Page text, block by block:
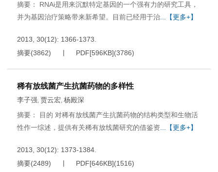
摘要： RNAi是用来沉默特定基因的一个强有力的研究工具，
并为基因治疗策略带来新希望。目前已经用于治 ...【更多+】
2013, 30(12): 1366-1373.
摘要(3862) PDF[596KB](3786)
稀有放线菌产生抗菌药物的多样性
李子强, 贾云宏, 杨殿深
摘要： 目的 对稀有放线菌产生抗菌药物的结构类型和生物活
性作一综述，提供有关稀有放线菌研究的借鉴资 ...【更多+】
2013, 30(12): 1373-1384.
摘要(2489) PDF[646KB](1516)